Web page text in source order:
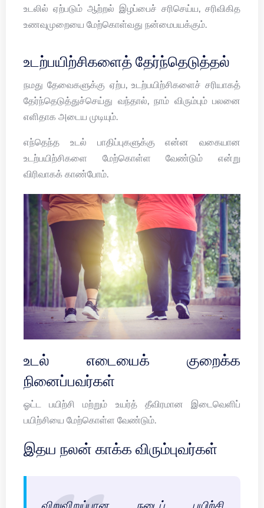
உடலில் ஏற்படும் ஆற்றல் இழப்பைச் சரிசெய்ய, சரிவிகித
உணவுமுறையை மேற்கொள்வது நன்மைபயக்கும்.
உடற்பயிற்சிகளைத் தேர்ந்தெடுத்தல்
நமது தேவைகளுக்கு ஏற்ப, உடற்பயிற்சிகளைச் சரியாகத்
தேர்ந்தெடுத்துச்செய்து வந்தால், நாம் விரும்பும் பலனை
எளிதாக அடைய முடியும்.
எந்தெந்த உடல் பாதிப்புகளுக்கு என்ன வகையான
உடற்பயிற்சிகளை மேற்கொள்ள வேண்டும் என்று
விரிவாகக் காண்போம்.
உடல் எடையைக் குறைக்க
நினைப்பவர்கள்
ஓட்ட பயிற்சி மற்றும் உயர்த் தீவிரமான இடைவெளிப்
பயிற்சியை மேற்கொள்ள வேண்டும்.
இதய நலன் காக்க விரும்புவர்கள்
விறுவிறுப்பான நடைப் பயிற்சி,